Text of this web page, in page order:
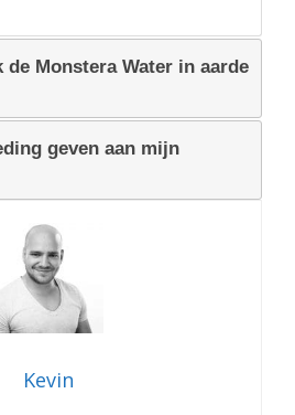
de Monstera Water in aarde
geven aan mijn
Kevin